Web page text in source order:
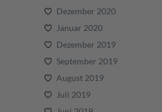
Dezember 2020
Januar 2020
Dezember 2019
September 2019
August 2019
Juli 2019